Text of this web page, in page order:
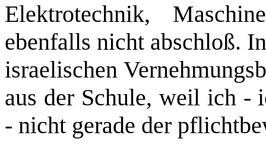
Elektrotechnik,
ebenfalls nicht abschloß.
israelischen
aus der Schule, weil ich ‑
‑ nicht gerade der